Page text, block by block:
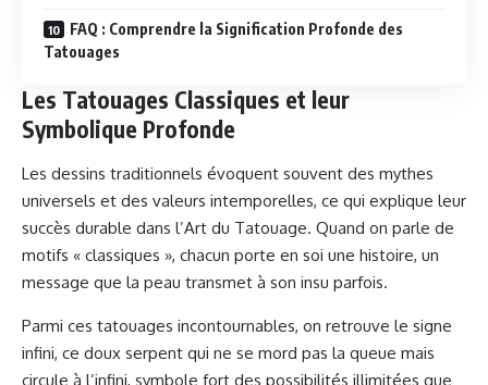
FAQ : Comprendre la Signification Profonde des
Tatouages
Les Tatouages Classiques et leur
Symbolique Profonde
Les dessins traditionnels évoquent souvent des mythes
universels et des valeurs intemporelles, ce qui explique leur
succès durable dans l’Art du Tatouage. Quand on parle de
motifs « classiques », chacun porte en soi une histoire, un
message que la peau transmet à son insu parfois.
Parmi ces tatouages incontournables, on retrouve le signe
infini, ce doux serpent qui ne se mord pas la queue mais
circule à l’infini, symbole fort des possibilités illimitées que